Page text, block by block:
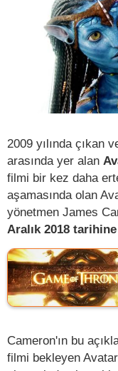
2009 yılında çıkan
arasında yer alan
filmi bir kez daha
aşamasında olan
yönetmen James
Aralık 2018
Cameron'ın bu
filmi bekleyen